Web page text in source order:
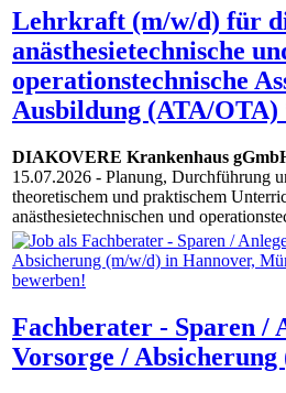
Lehrkraft (m/w/d) für
anästhesietechnische
operationstechnische
Ausbildung (ATA/OTA)
DIAKOVERE Krankenhaus
15.07.2026 - Planung, Durchführung
theoretischem und praktischem
anästhesietechnischen und
Fachberater - Sparen /
Vorsorge /